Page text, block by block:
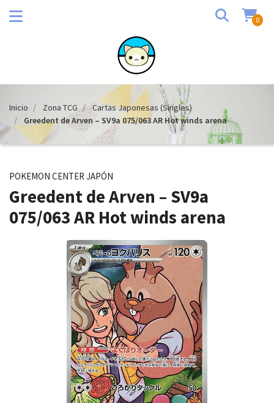
0
Inicio Zona TCG
Cartas Japonesas (Singles)
Greedent de Arven – SV9a 075/063 AR Hot winds arena
POKEMON CENTER JAPÓN
Greedent de Arven – SV9a
075/063 AR Hot winds arena